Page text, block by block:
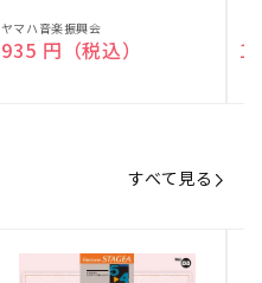
販
売
ヤマハ音楽振興会
通常価格
935 円（税込）
売
すべて見る